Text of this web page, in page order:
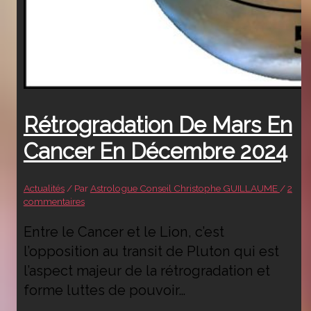
Rétrogradation De Mars En
Cancer En Décembre 2024
Actualités/ ParAstrologue Conseil Christophe GUILLAUME/2
commentaires
Entre le Cancer et le Lion, c’est
l’opposition au transit de Pluton qui est
l’aspect majeur de la rétrogradation et
forme luttes de pouvoir…